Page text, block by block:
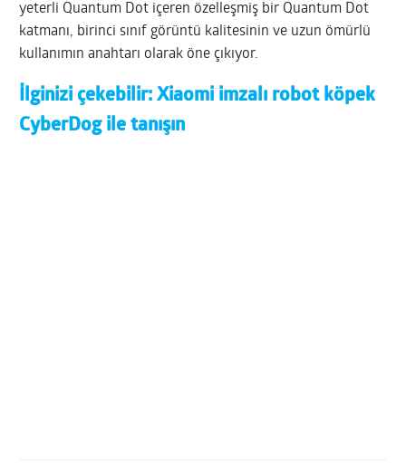
yeterli Quantum Dot içeren özelleşmiş bir Quantum Dot
katmanı, birinci sınıf görüntü kalitesinin ve uzun ömürlü
kullanımın anahtarı olarak öne çıkıyor.
İlginizi çekebilir:Xiaomi imzalı robot köpek
CyberDog ile tanışın